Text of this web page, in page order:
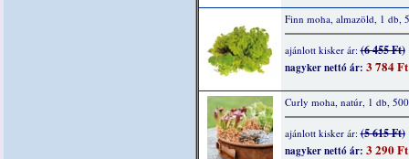
Finn moha, almazöld, 1 db,
ajánlott kisker ár:(6 455 Ft)
nagyker nettó ár: 3 784 Ft
Curly moha, natúr, 1 db,
ajánlott kisker ár:(5 615 Ft)
nagyker nettó ár: 3 290 Ft